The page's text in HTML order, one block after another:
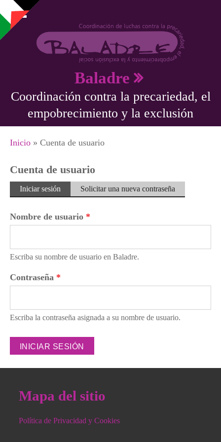
Pasar al contenido principal
Baladre
Coordinación contra la precariedad, el
empobrecimiento y la exclusión
Se encuentra usted aquí
Inicio » Cuenta de usuario
Cuenta de usuario
Solapas principales
Iniciar sesión (solapaSolicitar una nueva contraseña
Nombre de usuario *
Escriba su nombre de usuario en Baladre.
Contraseña *
Escriba la contraseña asignada a su nombre de usuario.
Mapa del sitio
Política de Privacidad y Cookies